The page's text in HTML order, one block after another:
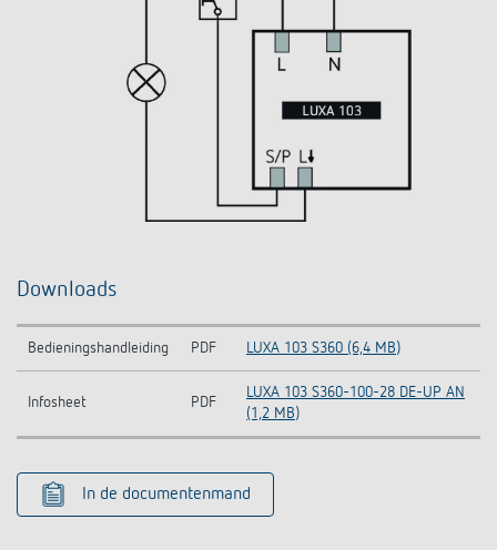
Downloads
Bedieningshandleiding PDF LUXA 103 S360 (6,4 MB)
Infosheet PDF
LUXA 103 S360-100-28 DE-UP AN
(1,2 MB)
In de documentenmand